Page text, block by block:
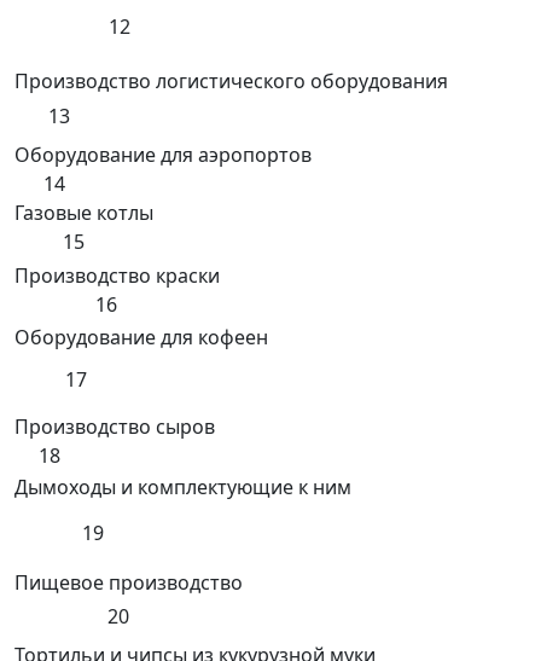
12
Производство логистического оборудования
13
Оборудование для аэропортов
14
Газовые котлы
15
Производство краски
16
Оборудование для кофеен
17
Производство сыров
18
Дымоходы и комплектующие к ним
19
Пищевое производство
20
Тортильи и чипсы из кукурузной муки